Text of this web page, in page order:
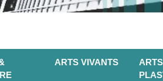
ARTS VIVANTS
ARTS